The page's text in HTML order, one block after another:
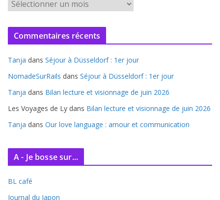
r
c
v
e
Commentaires récents
Tanja dans Séjour à Düsseldorf : 1er jour
NomadeSurRails dans Séjour à Düsseldorf : 1er jour
Tanja dans Bilan lecture et visionnage de juin 2026
Les Voyages de Ly dans Bilan lecture et visionnage de juin 2026
Tanja dans Our love language : amour et communication
A - Je bosse sur...
BL café
Journal du Japon